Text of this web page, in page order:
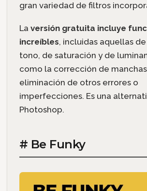
gran variedad de filtros
La versión gratuita incluye
increíbles, incluidas aquellas
tono, de saturación y de
como la corrección de
eliminación de otros errores o
imperfecciones. Es una
Photoshop.
# Be Funky